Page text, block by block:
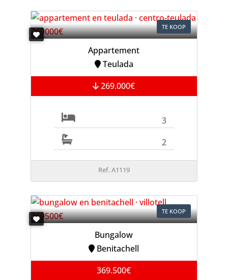
TE KOOP
Appartement
Teulada
269.000€
3
2
Ref. A1119
TE KOOP
Bungalow
Benitachell
369.500€